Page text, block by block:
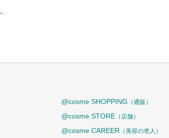
@cosme SHOPPING （通販）
@cosme STORE （店舗）
@cosme CAREER （美容の求人）